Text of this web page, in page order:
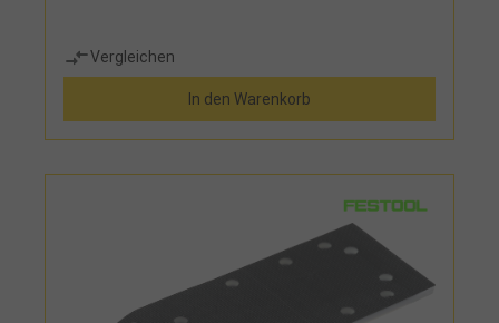
Vergleichen
In den Warenkorb